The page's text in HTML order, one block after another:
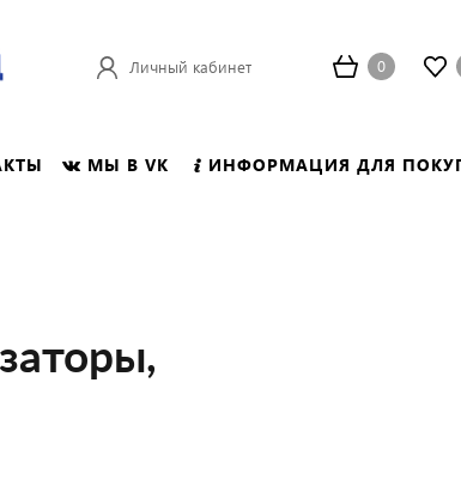
Личный кабинет 0
МЫ В VK ИНФОРМАЦИЯ ДЛЯ